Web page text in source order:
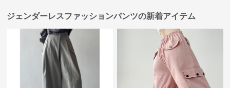
ジェンダーレスファッションパンツの新着アイテム